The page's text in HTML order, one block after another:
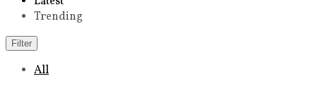
Trending
Filter
All